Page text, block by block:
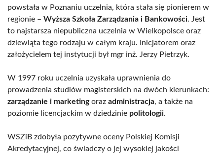
powstała w Poznaniu uczelnia, która stała się pionierem w
regionie – Wyższa Szkoła Zarządzania i Bankowości. Jest
to najstarsza niepubliczna uczelnia w Wielkopolsce oraz
dziewiąta tego rodzaju w całym kraju. Inicjatorem oraz
założycielem tej instytucji był mgr inż. Jerzy Pietrzyk.
W 1997 roku uczelnia uzyskała uprawnienia do
prowadzenia studiów magisterskich na dwóch kierunkach:
zarządzanie i marketingoraz administracja, a także na
poziomie licencjackim w dziedzinie politologii.
WSZiB zdobyła pozytywne oceny Polskiej Komisji
Akredytacyjnej, co świadczy o jej wysokiej jakości